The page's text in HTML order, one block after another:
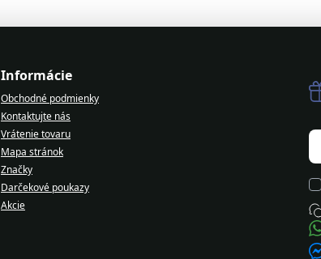
Informácie
Obchodné podmienky
Kontaktujte nás
Vrátenie tovaru
Mapa stránok
Značky
Darčekové poukazy
Akcie